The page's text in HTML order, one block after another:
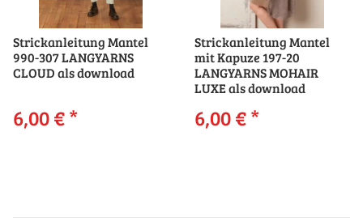
Strickanleitung Mantel
990-307 LANGYARNS
CLOUD als download
6,00 €*
Strickanleitung Mantel
mit Kapuze 197-20
LANGYARNS MOHAIR
LUXE als download
6,00 €*